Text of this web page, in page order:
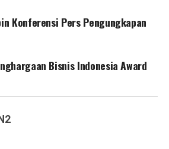
Konferensi Pers Pengungkapan
Bisnis Indonesia Award